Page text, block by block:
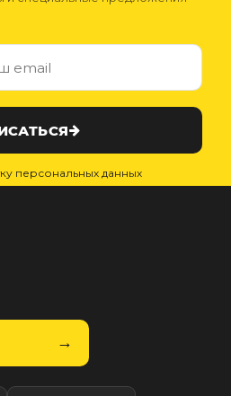
персональных данных